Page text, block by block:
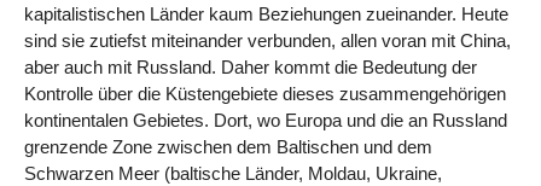
kapitalistischen Länder kaum Beziehungen zueinander. Heute
sind sie zutiefst miteinander verbunden, allen voran mit China,
aber auch mit Russland. Daher kommt die Bedeutung der
Kontrolle über die Küstengebiete dieses zusammengehörigen
kontinentalen Gebietes. Dort, wo Europa und die an Russland
grenzende Zone zwischen dem Baltischen und dem
Schwarzen Meer (baltische Länder, Moldau, Ukraine,